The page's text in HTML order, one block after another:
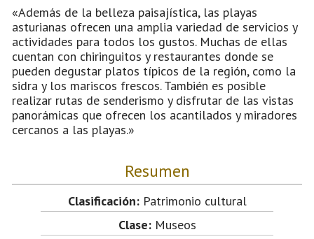
«Además de la belleza paisajística, las playas
asturianas ofrecen una amplia variedad de servicios y
actividades para todos los gustos. Muchas de ellas
cuentan con chiringuitos y restaurantes donde se
pueden degustar platos típicos de la región, como la
sidra y los mariscos frescos. También es posible
realizar rutas de senderismo y disfrutar de las vistas
panorámicas que ofrecen los acantilados y miradores
cercanos a las playas.»
Resumen
Clasificación:Patrimonio cultural
Clase:Museos